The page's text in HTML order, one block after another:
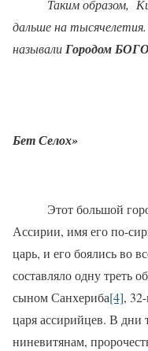
Таким образом,
дальше на тысячелетия.
называлиГородом
Бет Селох»
Этот большой
Ассирии, имя его по-
царь, и его боялись во
составляло одну треть
сыном Санхериба[4],
царя асси­рийцев. В
ниневитянам,